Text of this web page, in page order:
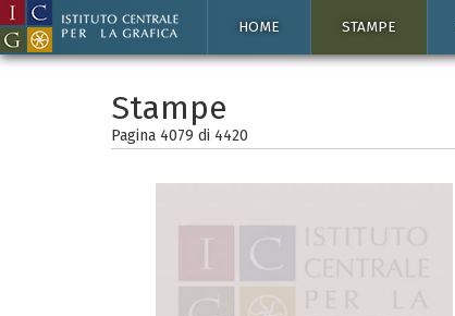
HOME STAMPE
Stampe
Pagina 4079 di 4420